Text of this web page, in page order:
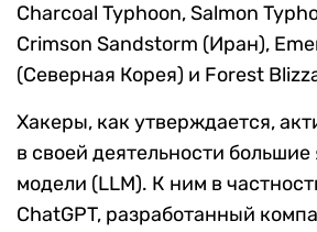
Charcoal Typhoon, Salmon
Crimson Sandstorm (Иран),
(Северная Корея) и Forest
Хакеры, как утверждается,
в своей деятельности
модели (LLM). К ним в
ChatGPT, разработанный